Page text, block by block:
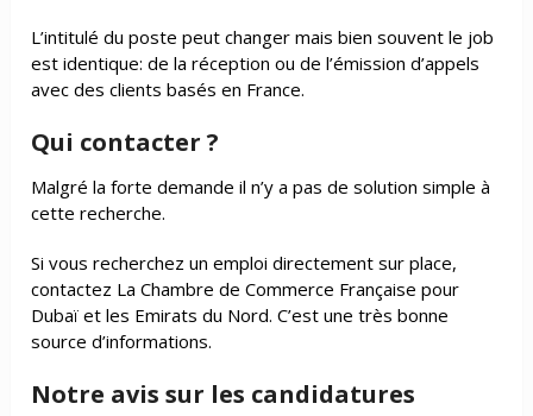
L’intitulé du poste peut changer mais bien souvent le job
est identique: de la réception ou de l’émission d’appels
avec des clients basés en France.
Qui contacter ?
Malgré la forte demande il n’y a pas de solution simple à
cette recherche.
Si vous recherchez un emploi directement sur place,
contactez La Chambre de Commerce Française pour
Dubaï et les Emirats du Nord. C’est une très bonne
source d’informations.
Notre avis sur les candidatures